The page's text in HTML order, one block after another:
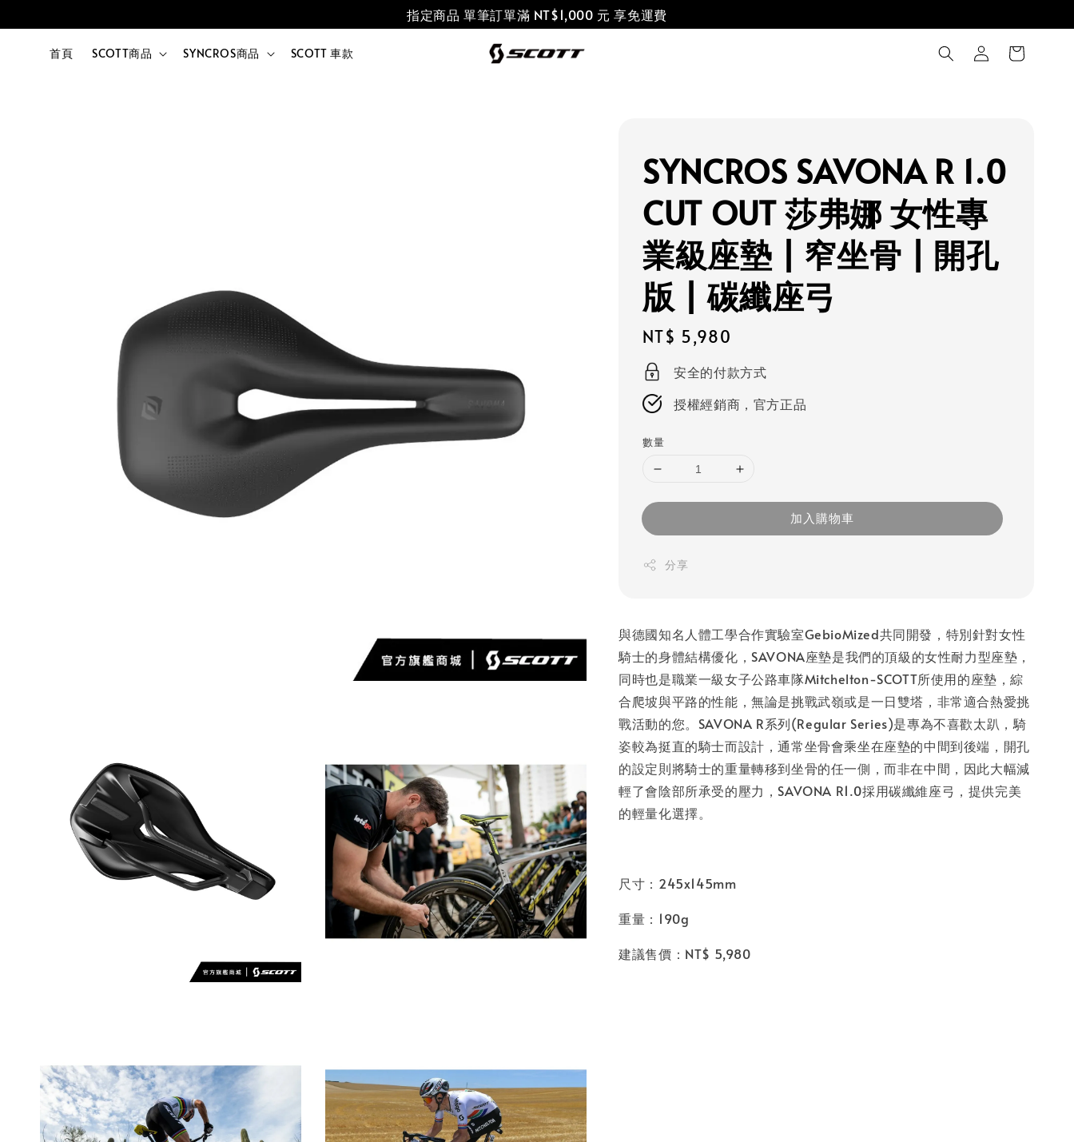
指定商品 單筆訂單滿 NT$1,000 元 享免運費
首頁 SCOTT商品 SYNCROS商品 SCOTT 車款
SYNCROS SAVONA R 1.0
CUT OUT 莎弗娜 女性專
業級座墊 | 窄坐骨 | 開孔
版 | 碳纖座弓
Regular
price
NT$ 5,980
安全的付款方式
授權經銷商，官方正品
數量
加入購物車
分享
與德國知名人體工學合作實驗室GebioMized共同開發，特別針對女性
騎士的身體結構優化，SAVONA座墊是我們的頂級的女性耐力型座墊，
同時也是職業一級女子公路車隊Mitchelton-SCOTT所使用的座墊，綜
合爬坡與平路的性能，無論是挑戰武嶺或是一日雙塔，非常適合熱愛挑
戰活動的您。SAVONA R系列(Regular Series)是專為不喜歡太趴，騎
姿較為挺直的騎士而設計，通常坐骨會乘坐在座墊的中間到後端，開孔
的設定則將騎士的重量轉移到坐骨的任一側，而非在中間，因此大幅減
輕了會陰部所承受的壓力，SAVONA R1.0採用碳纖維座弓，提供完美
的輕量化選擇。
尺寸：245x145mm
重量：190g
建議售價：NT$ 5,980